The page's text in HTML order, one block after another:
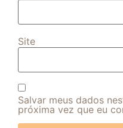
Site
Salvar meus dados
próxima vez que eu